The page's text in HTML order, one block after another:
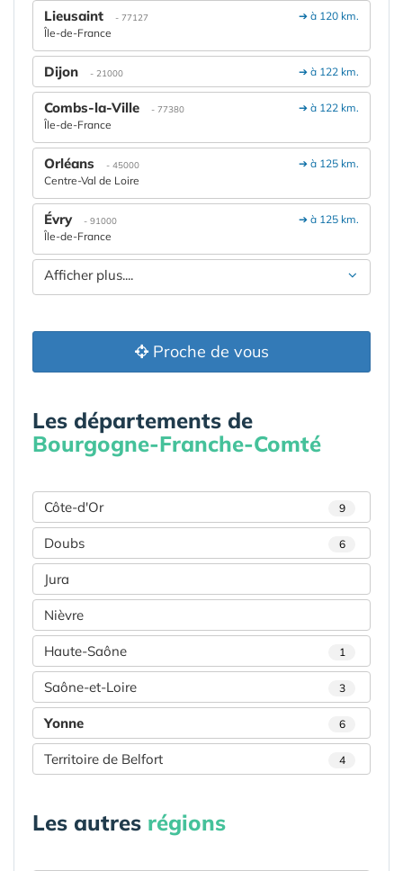
➔ à 120 km.
Lieusaint - 77127
Île-de-France
➔ à 122 km.
Dijon - 21000
➔ à 122 km.
Combs-la-Ville - 77380
Île-de-France
➔ à 125 km.
Orléans - 45000
Centre-Val de Loire
➔ à 125 km.
Évry - 91000
Île-de-France
Afficher plus....
Proche de vous
Les départements de
Bourgogne-Franche-Comté
Côte-d'Or 9
Doubs 6
Jura
Nièvre
Haute-Saône 1
Saône-et-Loire 3
Yonne 6
Territoire de Belfort 4
Les autres régions